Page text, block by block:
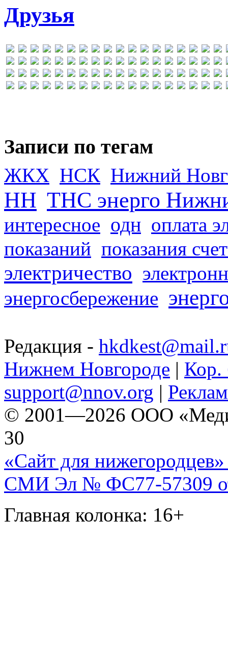
Друзья
Записи по тегам
ЖКХ НСК Нижний
НН ТНС энерго
интересное одн оплата
показаний показания
электричество
энергосбережение
Редакция -
Нижнем Новгороде | Кор.
support@nnov.org |
© 2001—2026 ООО
30
«Сайт для нижегородцев»
СМИ Эл № ФС77-57309
Главная колонка: 16+